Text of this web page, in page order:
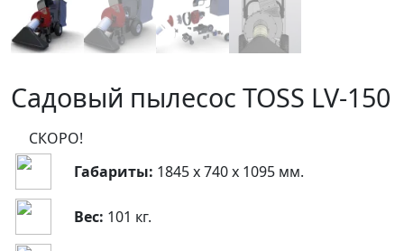
Садовый пылесос TOSS LV-150
СКОРО!
Габариты: 1845 х 740 х 1095 мм.
Вес: 101 кг.